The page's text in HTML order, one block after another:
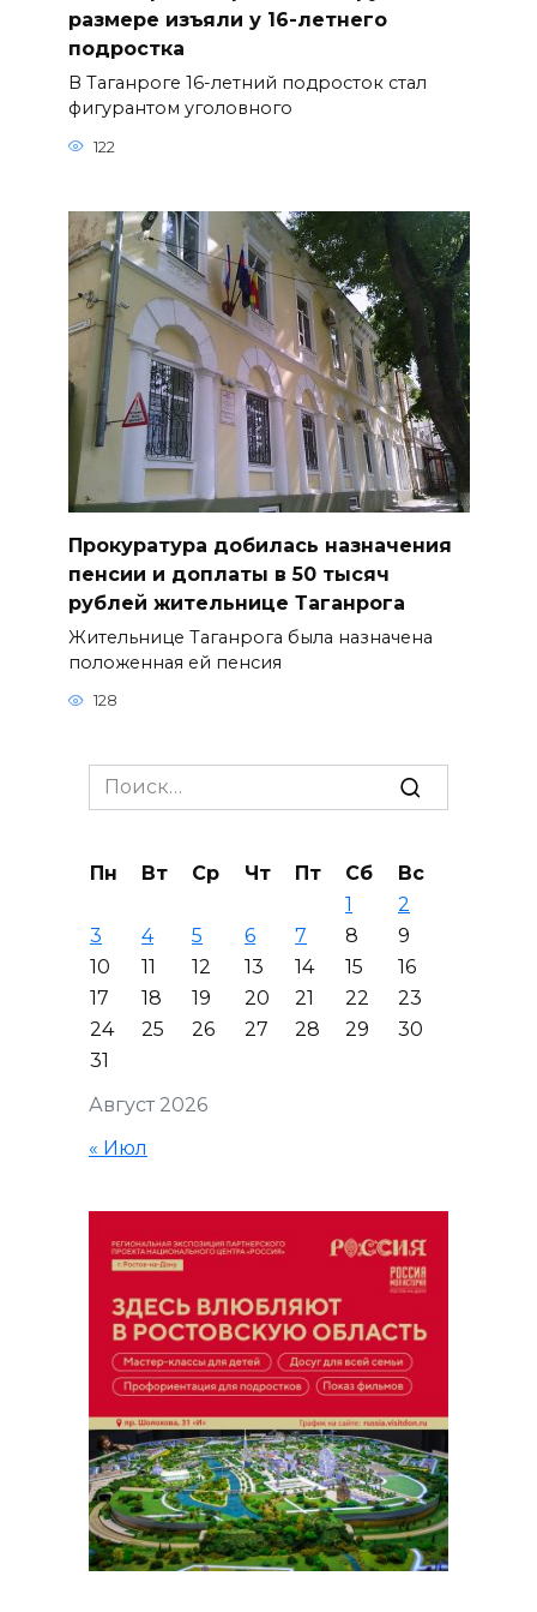
размере изъяли у 16-летнего
подростка
В Таганроге 16-летний подросток стал
фигурантом уголовного
122
Прокуратура добилась назначения
пенсии и доплаты в 50 тысяч
рублей жительнице Таганрога
Жительнице Таганрога была назначена
положенная ей пенсия
128
Search
for:
Август 2026
Пн Вт Ср Чт Пт Сб
Вс
1
2
3
4 5 6 7 8
9
10
11 12 13 14 15
16
17
18 19 20 21 22
23
24
25 26 27 28 29
30
31
« Июл